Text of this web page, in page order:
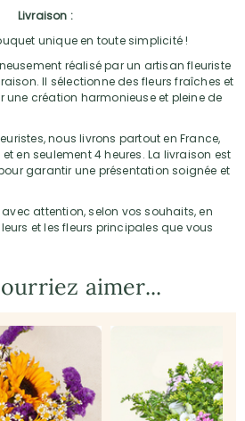
Livraison :
unique en toute simplicité !
réalisé par un artisan fleuriste
Il sélectionne des fleurs fraîches et
création harmonieuse et pleine de
nous livrons partout en France,
en seulement 4 heures. La livraison est
garantir une présentation soignée et
attention, selon vos souhaits, en
et les fleurs principales que vous
aimer...